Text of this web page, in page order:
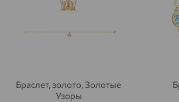
Браслет, золото, Золотые
Узоры
Агрыз